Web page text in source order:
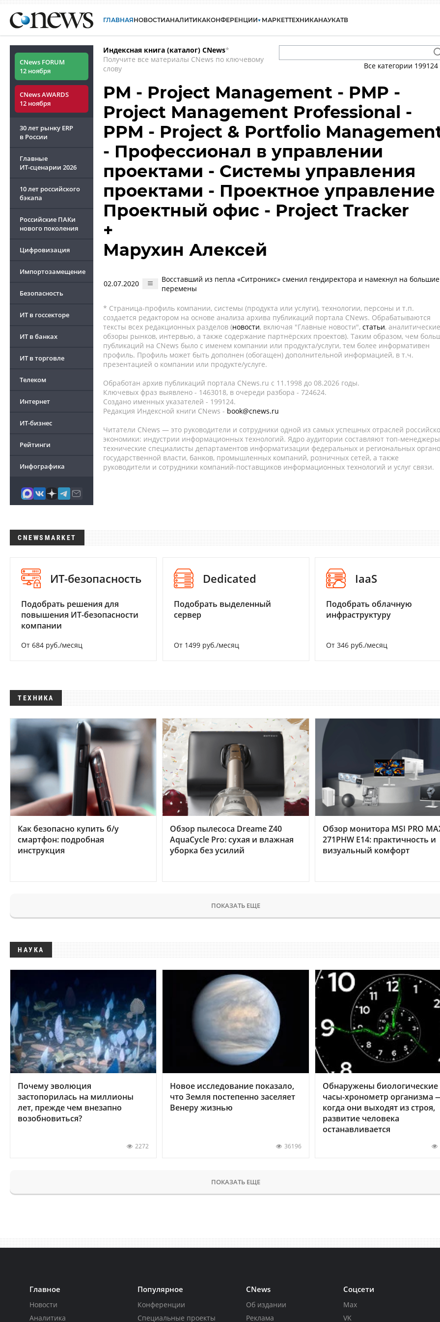
ГЛАВНАЯНОВОСТИАНАЛИТИКАКОНФЕРЕНЦИИ МАРКЕТТЕХНИКАНАУКАТВ
CNews FORUM
12 ноября
CNews AWARDS
12 ноября
30 лет рынку ERP
в России
Главные
ИТ-сценарии 2026
10 лет российского
бэкапа
Российские ПАКи
нового поколения
Цифровизация
Импортозамещение
Безопасность
ИТ в госсекторе
ИТ в банках
ИТ в торговле
Телеком
Интернет
ИТ-бизнес
Рейтинги
Инфографика
Индексная книга (каталог) CNews*
Получите все материалы CNews по ключевому
слову
Все категории 199124
PM - Project Management - PMP -
Project Management Professional -
PPM - Project & Portfolio
- Профессионал в управлении
проектами - Системы управления
проектами - Проектное управление
Проектный офис - Project Tracker
+
Марухин Алексей
02.07.2020
Восставший из пепла «Ситроникс» сменил гендиректора и намекнул на большие
перемены
* Страница-профиль компании, системы (продукта или услуги), технологии, персоны и т.п.
создается редактором на основе анализа архива публикаций портала CNews. Обрабатываются
тексты всех редакционных разделов (новости, включая "Главные новости", статьи, аналитические
обзоры рынков, интервью, а также содержание партнёрских проектов). Таким образом, чем
публикаций на CNews было с именем компании или продукта/услуги, тем более информативен
профиль. Профиль может быть дополнен (обогащен) дополнительной информацией, в т.ч.
презентацией о компании или продукте/услуге.
Обработан архив публикаций портала CNews.ru c 11.1998 до 08.2026 годы.
Ключевых фраз выявлено - 1463018, в очереди разбора - 724624.
Создано именных указателей - 199124.
Редакция Индексной книги CNews - book@cnews.ru
Читатели CNews — это руководители и сотрудники одной из самых успешных отраслей
экономики: индустрии информационных технологий. Ядро аудитории составляют топ-
технические специалисты департаментов информатизации федеральных и региональных
государственной власти, банков, промышленных компаний, розничных сетей, а также
руководители и сотрудники компаний-поставщиков информационных технологий и услуг связи.
CNEWSMARKET
ИТ-безопасность
Подобрать решения для
повышения ИТ-безопасности
компании
От 684 руб./месяц
Dedicated
Подобрать выделенный
сервер
От 1499 руб./месяц
IaaS
Подобрать облачную
инфраструктуру
От 346 руб./месяц
ТЕХНИКА
Как безопасно купить б/у
смартфон: подробная
инструкция
Обзор пылесоса Dreame Z40
AquaCycle Pro: сухая и влажная
уборка без усилий
Обзор монитора MSI PRO
271PHW E14: практичность и
визуальный комфорт
ПОКАЗАТЬ ЕЩЕ
НАУКА
Почему эволюция
застопорилась на миллионы
лет, прежде чем внезапно
возобновиться?
2272
Новое исследование показало,
что Земля постепенно заселяет
Венеру жизнью
36196
Обнаружены биологические
часы-хронометр организма
когда они выходят из строя,
развитие человека
останавливается
ПОКАЗАТЬ ЕЩЕ
Главное
Новости
Аналитика
Популярное
Конференции
Специальные проекты
CNews
Об издании
Реклама
Соцсети
Max
VK